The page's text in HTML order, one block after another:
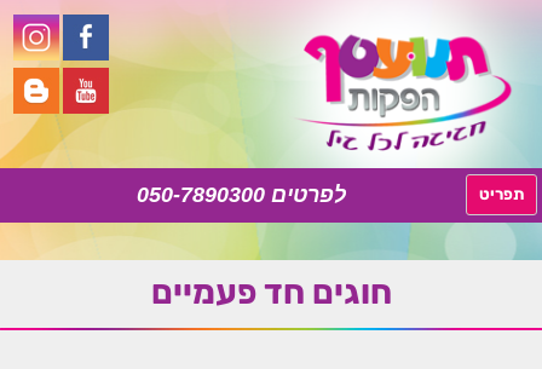
050-7890300 תפריט
לתוכן
חוגים חד פעמיים